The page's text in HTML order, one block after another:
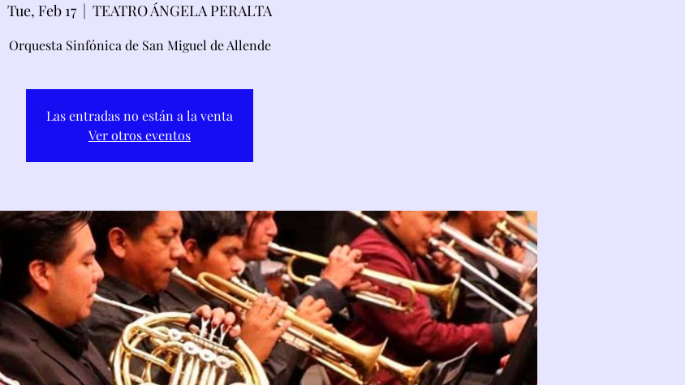
Tue, Feb 17
  |
TEATRO ÁNGELA PERALTA
Orquesta Sinfónica de San Miguel de Allende
Las entradas no están a la venta
Ver otros eventos